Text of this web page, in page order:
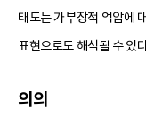
태도는 가부장적 억압에
표현으로도 해석될 수 있
의의